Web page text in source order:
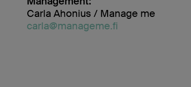
Carla Ahonius / Manage me
carla@manageme.fi